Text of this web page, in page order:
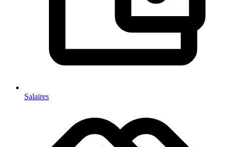
Salaires